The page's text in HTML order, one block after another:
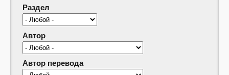
Раздел
Автор
Автор перевода